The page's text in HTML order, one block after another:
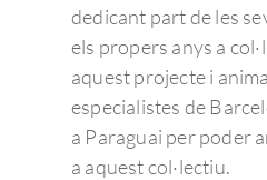
dedicant part de les
els propers anys a
aquest projecte i
especialistes de
a Paraguai per poder
a aquest col·lectiu.